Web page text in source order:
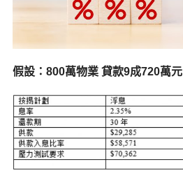
假設：800萬物業 貸款9成720萬元